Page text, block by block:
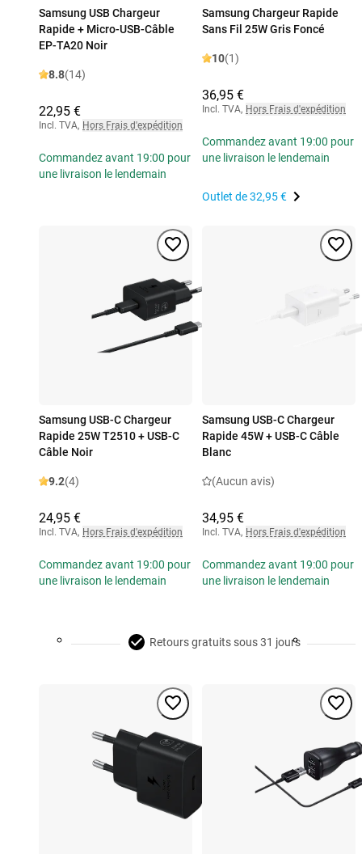
Samsung USB Chargeur
Rapide + Micro-USB-Câble
EP-TA20 Noir
8.8(14)
22,95 €
Incl. TVA, Hors Frais d'expédition
Commandez avant 19:00 pour
une livraison le lendemain
Samsung Chargeur Rapide
Sans Fil 25W Gris Foncé
10(1)
36,95 €
Incl. TVA, Hors Frais d'expédition
Commandez avant 19:00 pour
une livraison le lendemain
Outlet de32,95 €
Samsung USB-C Chargeur
Rapide 25W T2510 + USB-C
Câble Noir
9.2(4)
24,95 €
Incl. TVA, Hors Frais d'expédition
Commandez avant 19:00 pour
une livraison le lendemain
Samsung USB-C Chargeur
Rapide 45W + USB-C Câble
Blanc
(Aucun avis)
34,95 €
Incl. TVA, Hors Frais d'expédition
Commandez avant 19:00 pour
une livraison le lendemain
Retours gratuits sous 31 jours